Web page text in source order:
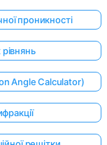
проникності
Angle Calculator)